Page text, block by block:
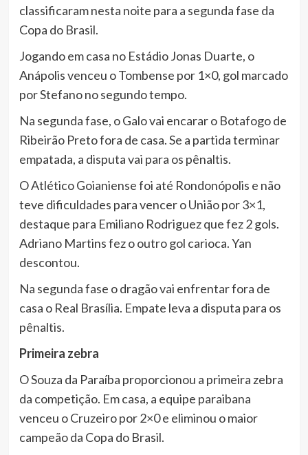
classificaram nesta noite para a segunda fase da
Copa do Brasil.
Jogando em casa no Estádio Jonas Duarte, o
Anápolis venceu o Tombense por 1×0, gol marcado
por Stefano no segundo tempo.
Na segunda fase, o Galo vai encarar o Botafogo de
Ribeirão Preto fora de casa. Se a partida terminar
empatada, a disputa vai para os pênaltis.
O Atlético Goianiense foi até Rondonópolis e não
teve dificuldades para vencer o União por 3×1,
destaque para Emiliano Rodriguez que fez 2 gols.
Adriano Martins fez o outro gol carioca. Yan
descontou.
Na segunda fase o dragão vai enfrentar fora de
casa o Real Brasília. Empate leva a disputa para os
pênaltis.
Primeira zebra
O Souza da Paraíba proporcionou a primeira zebra
da competição. Em casa, a equipe paraibana
venceu o Cruzeiro por 2×0 e eliminou o maior
campeão da Copa do Brasil.